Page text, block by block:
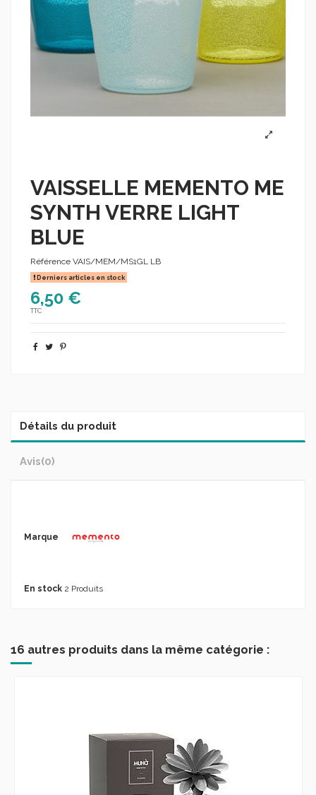
VAISSELLE MEMENTO ME
SYNTH VERRE LIGHT
BLUE
Référence VAIS/MEM/MS1GL LB
Derniers articles en stock
6,50 €
TTC
Détails du produit
Avis(0)
Marque
En stock 2 Produits
16 autres produits dans la même catégorie :